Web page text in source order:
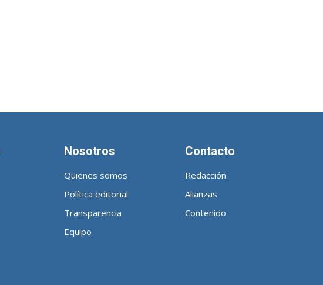
Nosotros
Quienes somos
Política editorial
Transparencia
Equipo
Contacto
Redacción
Alianzas
Contenido